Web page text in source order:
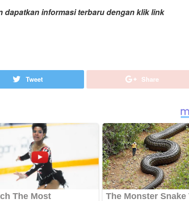
dapatkan informasi terbaru dengan klik link
Tweet Share